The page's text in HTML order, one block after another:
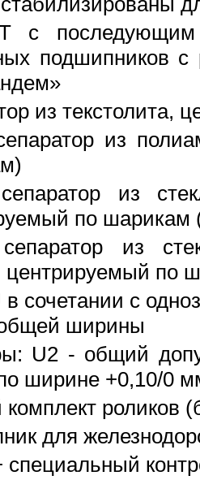
с
подшипников
из текстолита,
из
из
по шарикам
из
центрируемый по
в сочетании с
ширины
U2 - общий
ширине +0,10/0
роликов
для
специальный